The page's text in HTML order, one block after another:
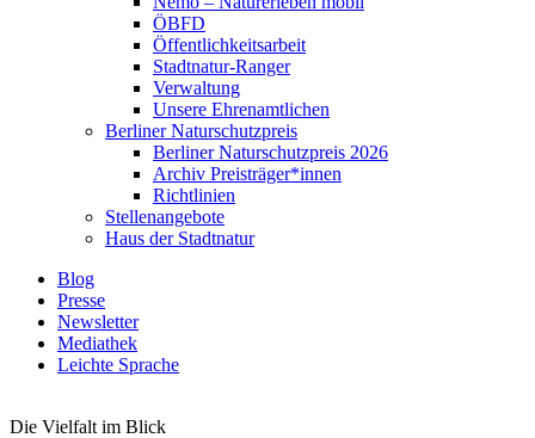
ÖBFD
Öffentlichkeitsarbeit
Stadtnatur-Ranger
Verwaltung
Unsere Ehrenamtlichen
Berliner Naturschutzpreis
Berliner Naturschutzpreis 2026
Archiv Preisträger*innen
Richtlinien
Stellenangebote
Haus der Stadtnatur
Blog
Presse
Newsletter
Mediathek
Leichte Sprache
Die Vielfalt im Blick